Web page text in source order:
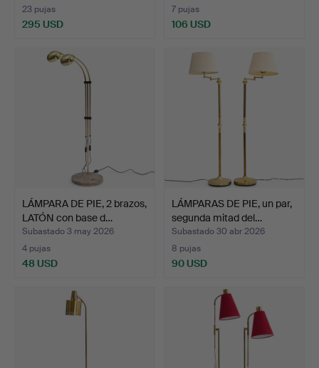
23 pujas
295 USD
7 pujas
106 USD
LÁMPARA DE PIE, 2 brazos,
LATÓN con base d…
Subastado 3 may 2026
4 pujas
48 USD
LÁMPARAS DE PIE, un par,
segunda mitad del…
Subastado 30 abr 2026
8 pujas
90 USD